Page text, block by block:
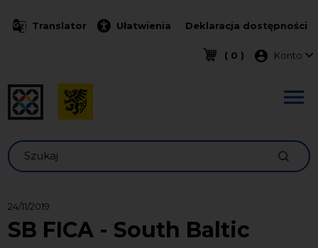
Translator Ułatwienia Deklaracja dostępności
( 0 ) Menu
Konto
Szukaj
24/11/2019
SB FICA - South Baltic